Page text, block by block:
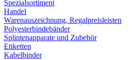
Spezialsortiment
Handel
Warenauszeichnung, Regalpreisleisten
Polyesterbindebänder
Splintenapparate und Zubehör
Etiketten
Kabelbinder